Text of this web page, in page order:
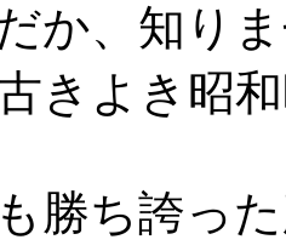
か、知り
きよき昭
勝ち誇っ